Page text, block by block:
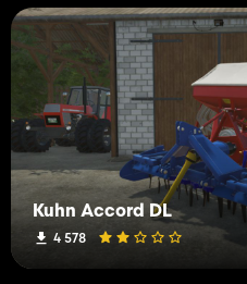
Kuhn Accord DL
4 578